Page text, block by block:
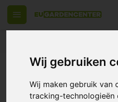
Wij gebruiken
Wij maken gebruik van
tracking-technologieën
Terug
Bestron
afstandsbediening